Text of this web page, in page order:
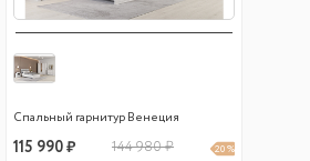
Спальный гарнитур Венеция
115 990 ₽ 144 980 ₽ 20 %